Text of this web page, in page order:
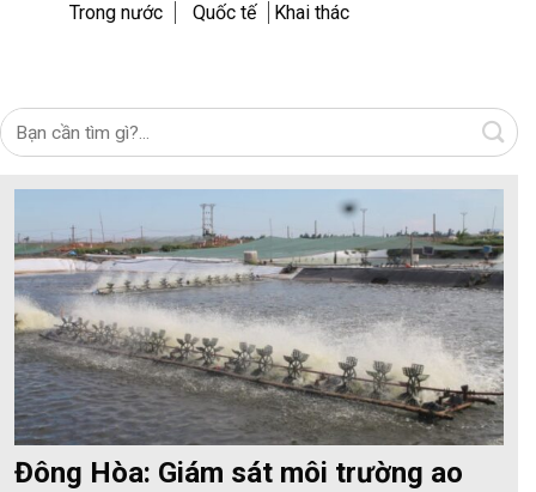
Trong nước Quốc tế Khai thác
Đông Hòa: Giám sát môi trường ao